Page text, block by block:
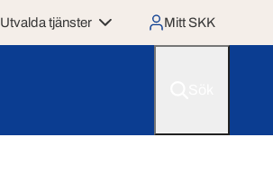
Utvalda tjänster Mitt SKK